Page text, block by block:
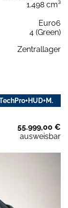
1.498 cm³
Euro6
4 (Green)
Zentrallager
55.999,00 €
ausweisbar